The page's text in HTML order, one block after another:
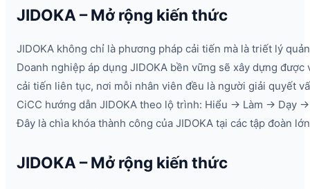
JIDOKA – Mở rộng kiến thức
JIDOKA không chỉ là phương pháp cải tiến mà là triết lý
Doanh nghiệp áp dụng JIDOKA bền vững sẽ xây dựng được
cải tiến liên tục, nơi mỗi nhân viên đều là người giải quyết
CiCC hướng dẫn JIDOKA theo lộ trình: Hiểu → Làm → Dạy
Đây là chìa khóa thành công của JIDOKA tại các tập đoàn
JIDOKA – Mở rộng kiến thức